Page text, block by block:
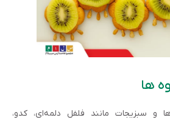
ها
و سبزیجات مانند فلفل دلمه‌ای، کدو،